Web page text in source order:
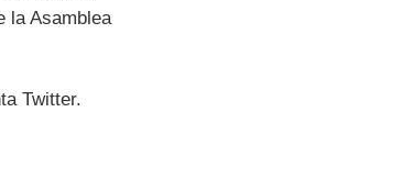
la Asamblea
Twitter.